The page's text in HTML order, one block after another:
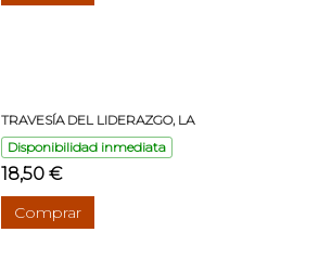
TRAVESÍA DEL LIDERAZGO, LA
Disponibilidad inmediata
18,50 €
Comprar